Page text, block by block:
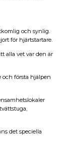
och synlig.
för hjärtstartare.
alla vet var den är
och första hjälpen
det speciella